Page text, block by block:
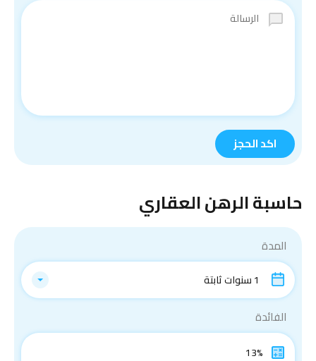
حاسبة الرهن العقاري
المدة
1 سنوات ثابتة
الفائدة